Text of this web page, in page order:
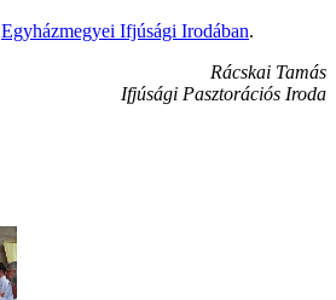
Egyházmegyei Ifjúsági Irodában.
Rácskai Tamás
Ifjúsági Pasztorációs Iroda